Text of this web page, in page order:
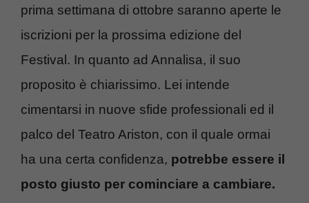
prima settimana di ottobre saranno aperte le
iscrizioni per la prossima edizione del
Festival. In quanto ad Annalisa, il suo
proposito è chiarissimo. Lei intende
cimentarsi in nuove sfide professionali ed il
palco del Teatro Ariston, con il quale ormai
ha una certa confidenza, potrebbe essere il
posto giusto per cominciare a cambiare.